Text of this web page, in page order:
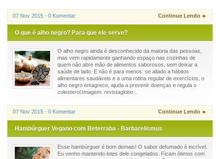
07 Nov 2015 - 0 Komentar Continue Lendo ►
O que é alho negro? Para que ele serve?
O alho negro ainda é desconhecido da maioria das pessoas,
mas vem rapidamente ganhando espaço nas cozinhas de
quem não abre mão de alimentos saborosos, sem deixar a
saúde de lado. E não é para menos: se aliado a hábitos
alimentares saudáveis e a uma rotina regular de exercícios, o
alho negro emagrece, ajuda a prevenir doenças e regula o
colesterol.Imagem: revistaglobo...
07 Nov 2015 - 0 Komentar Continue Lendo ►
Hambúrguer Vegano com Beterraba - Barbarelismus
Esse hambúrguer é bom demais! O sabor defumado é incrível.
Eu venho mantendo lotes dele congelados. Ficam ótimos com